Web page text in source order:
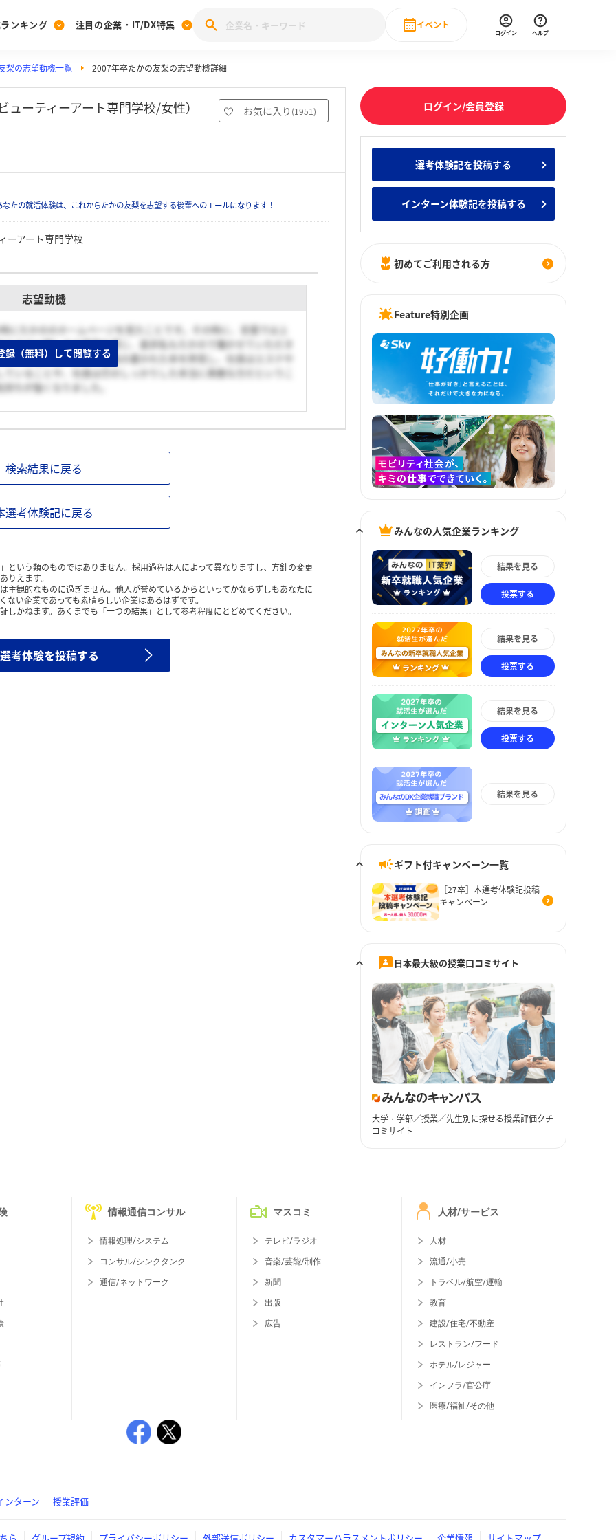
[27卒] 本選考体験記投稿キャンペーン
ンキング
みんなのDX企業就職ブランド調査
みんなの新卒就職人気企業ランキング みんなのインターン人気企業ランキ
注目の企業・IT/DX特集
28卒 IT・DX現場社員インタビュー
業研究
イベント
直近のイベント一覧
ログイン ヘルプ
梨の志望動機一覧 2007年卒たかの友梨の志望動機詳細
ーティーアート専門学校/女性） お気に入り (1951)
たの就活体験は、これからたかの友梨を志望する後輩へのエールになります！
ーアート専門学校
志望動機
たかののホームページを見たことです。その時に、言葉では上
ステに関しての愛情を感じ、是非私もたかので働かせていただき
その後、資料請求や社長の書かれた本を拝見し、社長はエステや
いることや、社長は芯のしっかりした本当に素敵な方だというこ
ちが強くなりました。
録（無料）して閲覧する
検索結果に戻る
選考体験記に戻る
という類のものではありません。採用過程は人によって異なりますし、方針の変更
りえます。
主観的なものに過ぎません。他人が誉めているからといってかならずしもあなたに
い企業であっても素晴らしい企業はあるはずです。
かねます。あくまでも「一つの結果」として参考程度にとどめてください。
考体験を投稿する
ログイン/会員登録
選考体験記を投稿する
インターン体験記を投稿する
初めてご利用される方
Feature特別企画
みんなの人気企業ランキング
結果を見る
投票する
結果を見る
投票する
結果を見る
投票する
結果を見る
ギフト付キャンペーン一覧
［27卒］本選考体験記投稿
キャンペーン
日本最大級の授業口コミサイト
大学・学部／授業／先生別に探せる授業評価クチ
コミサイト
情報通信コンサル
情報処理/システム
コンサル/シンクタンク
通信/ネットワーク
マスコミ
テレビ/ラジオ
音楽/芸能/制作
新聞
出版
広告
人材/サービス
人材
流通/小売
トラベル/航空/運輸
教育
建設/住宅/不動産
レストラン/フード
ホテル/レジャー
インフラ/官公庁
医療/福祉/その他
ンターン 授業評価